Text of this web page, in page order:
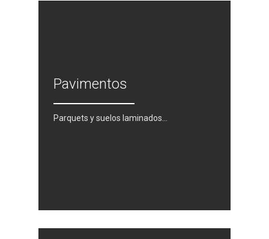
Pavimentos
Parquets y suelos laminados…